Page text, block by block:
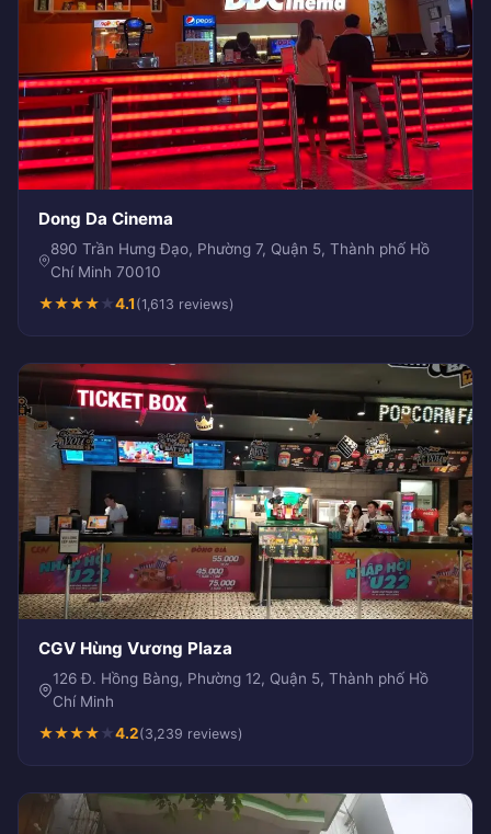
Dong Da Cinema
890 Trần Hưng Đạo, Phường 7, Quận 5, Thành phố Hồ
Chí Minh 70010
★★★★★4.1 (1,613 reviews)
CGV Hùng Vương Plaza
126 Đ. Hồng Bàng, Phường 12, Quận 5, Thành phố Hồ
Chí Minh
★★★★★4.2(3,239 reviews)